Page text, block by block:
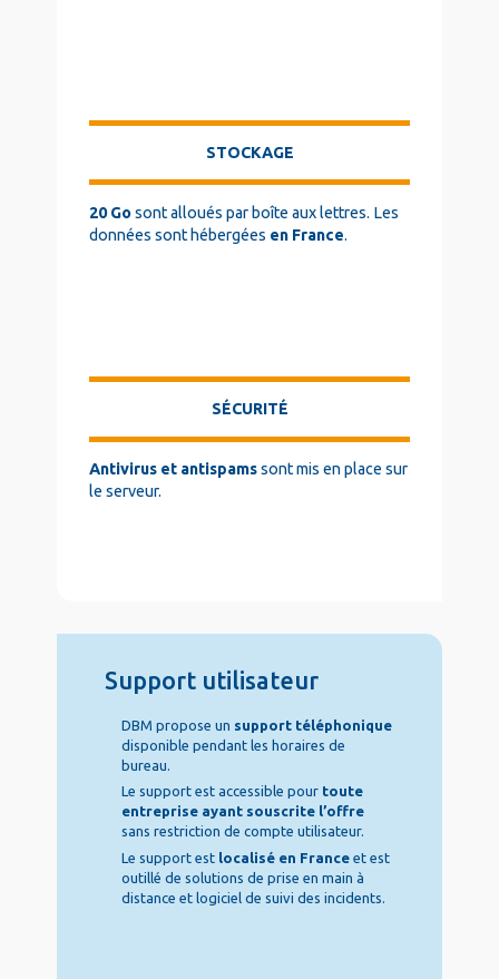
STOCKAGE
20 Gosont alloués par boîte aux lettres. Les
données sont hébergées en France.
SÉCURITÉ
Antivirus et antispamssont mis en place sur
le serveur.
Support utilisateur
DBM propose un support téléphonique
disponible pendant les horaires de
bureau.
Le support est accessible pour toute
entreprise ayant souscrite l’offre
sans restriction de compte utilisateur.
Le support est localisé en Franceet est
outillé de solutions de prise en main à
distance et logiciel de suivi des incidents.